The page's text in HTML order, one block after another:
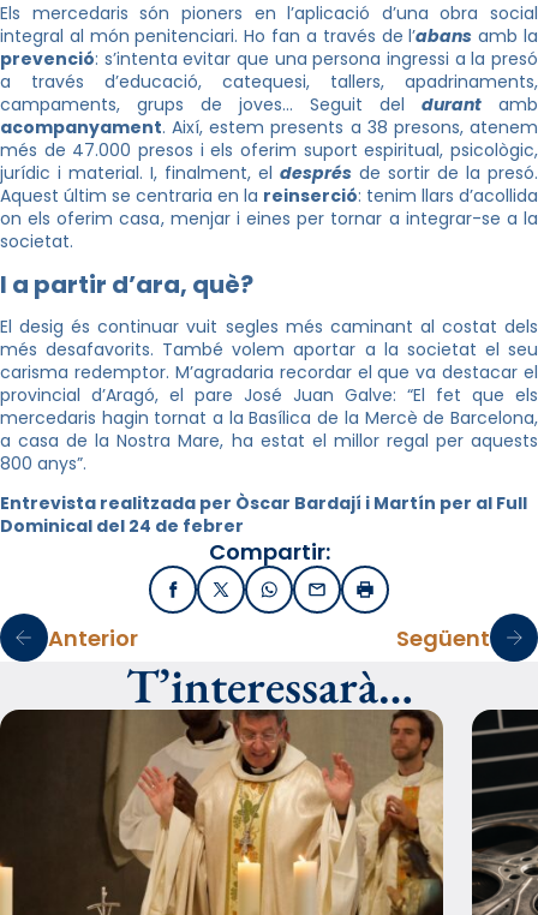
Els mercedaris són pioners en l’aplicació d’una obra social
integral al món penitenciari. Ho fan a través de l’abans amb la
prevenció: s’intenta evitar que una persona ingressi a la presó
a través d’educació, catequesi, tallers, apadrinaments,
campaments, grups de joves… Seguit del durant amb
acompanyament. Així, estem presents a 38 presons, atenem
més de 47.000 presos i els oferim suport espiritual, psicològic,
jurídic i material. I, finalment, el després de sortir de la presó.
Aquest últim se centraria en la reinserció: tenim llars d’acollida
on els oferim casa, menjar i eines per tornar a integrar-se a la
societat.
I a partir d’ara, què?
El desig és continuar vuit segles més caminant al costat dels
més desafavorits. També volem aportar a la societat el seu
carisma redemptor. M’agradaria recordar el que va destacar el
provincial d’Aragó, el pare José Juan Galve: “El fet que els
mercedaris hagin tornat a la Basílica de la Mercè de Barcelona,
a casa de la Nostra Mare, ha estat el millor regal per aquests
800 anys”.
Entrevista realitzada per Òscar Bardají i Martín per al Full
Dominical del 24 de febrer
Compartir:
FacebookX / TwitterWhatsApp
EmailImprimir
Anterior Següent
T’interessarà…